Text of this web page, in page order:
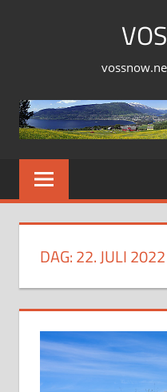
DAG:22. JULI 2022